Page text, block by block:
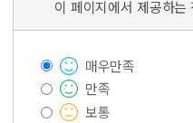
이 페이지에서 제공하
매우만족
만족
보통